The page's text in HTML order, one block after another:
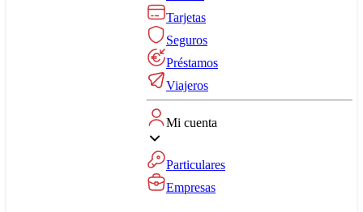
Tarjetas
Seguros
Préstamos
Viajeros
Mi cuenta
Particulares
Empresas